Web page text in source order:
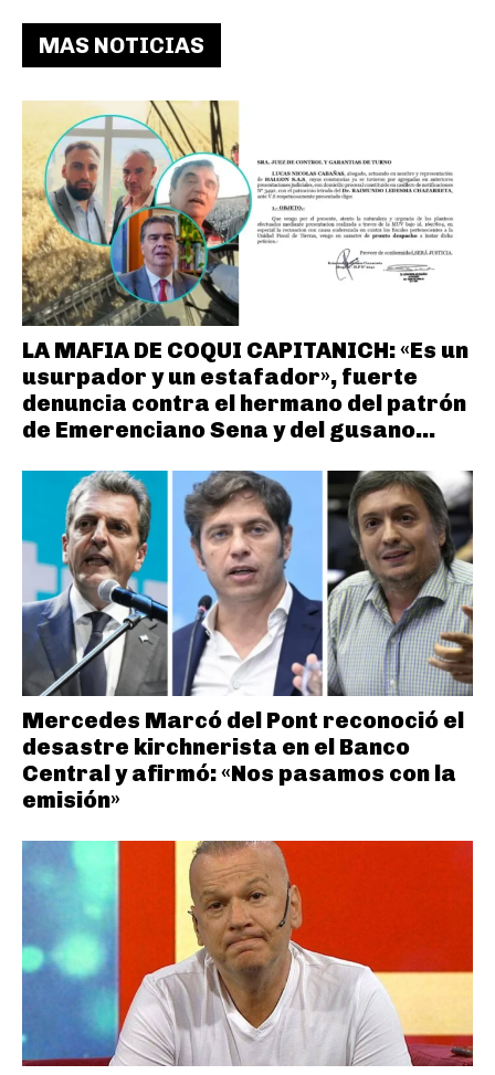
MAS NOTICIAS
LA MAFIA DE COQUI CAPITANICH: «Es un
usurpador y un estafador», fuerte
denuncia contra el hermano del patrón
de Emerenciano Sena y del gusano...
Mercedes Marcó del Pont reconoció el
desastre kirchnerista en el Banco
Central y afirmó: «Nos pasamos con la
emisión»